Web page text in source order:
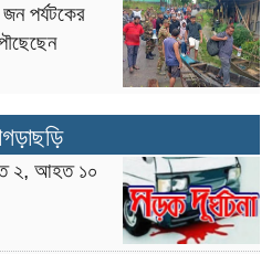
পর্যটকের
২, আহত ১০